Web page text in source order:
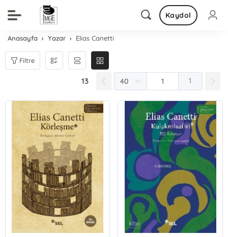
Kaydol
Anasayfa Yazar Elias Canetti
Filtre
13 1